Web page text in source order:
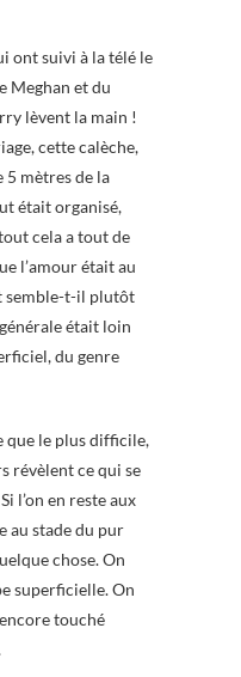
Meghan et du
lèvent la main !
cette calèche,
5 mètres de la
était organisé,
cela a tout de
l’amour était au
semble-t-il plutôt
était loin
du genre
que le plus difficile,
révèlent ce qui se
l’on en reste aux
au stade du pur
chose. On
superficielle. On
touché